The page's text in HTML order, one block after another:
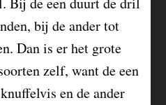
bij de ander tot
Dan is er het grote
zelf, want de een
en de ander